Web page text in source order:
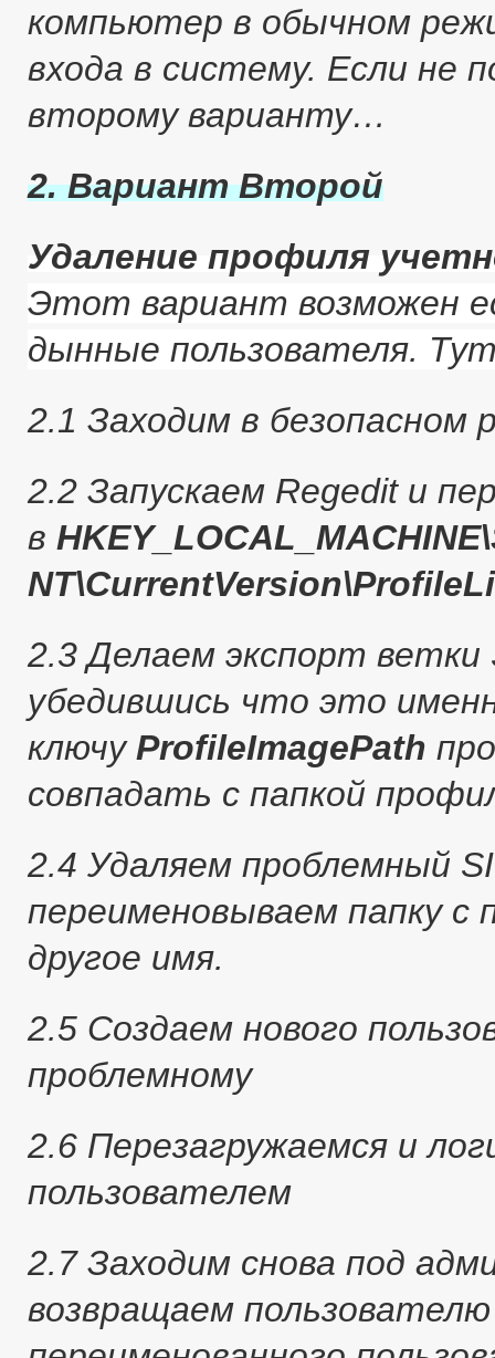
компьютер в обычном
входа в систему. Если не
второму варианту…
2. Вариант Второй
Удаление профиля
Этот вариант возможен
дынные пользователя.
2.1 Заходим в
2.2 Запускаем Regedit и
в
2.3 Делаем экспорт
убедившись что это
ключуProfileImagePath
совпадать с папкой
2.4 Удаляем проблемный
переименовываем папку с
другое имя.
2.5 Создаем нового
проблемному
2.6 Перезагружаемся и
пользователем
2.7 Заходим снова под
возвращаем